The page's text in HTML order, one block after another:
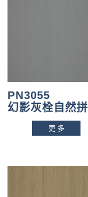
PN3055
幻影灰栓自然拼
更多